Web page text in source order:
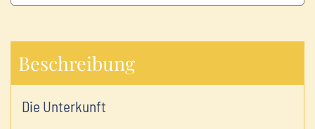
Beschreibung
Die Unterkunft